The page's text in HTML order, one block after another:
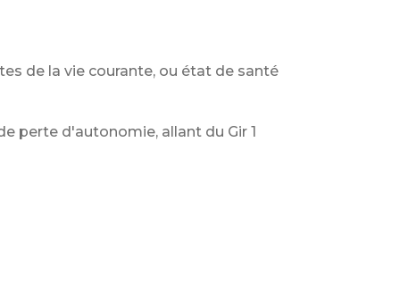
de la vie courante, ou état de santé
perte d'autonomie, allant du Gir 1